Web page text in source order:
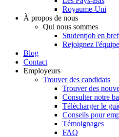
Royaume-Uni
À propos de nous
Qui nous sommes
Studentjob en bref
Rejoignez l'équipe
Blog
Contact
Employeurs
Trouver des candidats
Trouver des
Consulter notre
Télécharger le
Conseils pour
Témoignages
FAQ